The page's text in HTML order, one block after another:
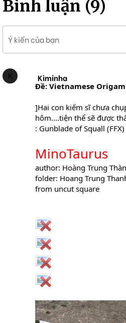
Bình luận (9)
Ý kiến của bạn
K Kiminha
Ðề: Vietnamese
]Hai con kiếm sĩ chưa
hôm....tiện thể sẽ được
: Gunblade of Squall (FFX)
MinoTaurus
author: Hoàng Trung
folder: Hoang Trung
from uncut square